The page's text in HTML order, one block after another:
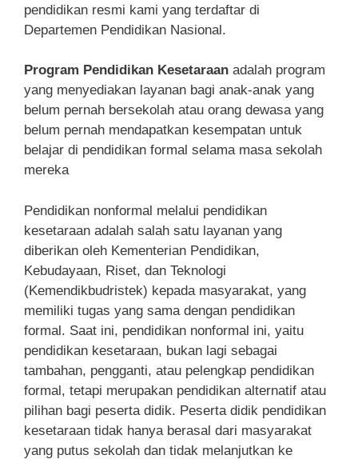
pendidikan resmi kami yang terdaftar di
Departemen Pendidikan Nasional.
Program Pendidikan Kesetaraan adalah program
yang menyediakan layanan bagi anak-anak yang
belum pernah bersekolah atau orang dewasa yang
belum pernah mendapatkan kesempatan untuk
belajar di pendidikan formal selama masa sekolah
mereka
Pendidikan nonformal melalui pendidikan
kesetaraan adalah salah satu layanan yang
diberikan oleh Kementerian Pendidikan,
Kebudayaan, Riset, dan Teknologi
(Kemendikbudristek) kepada masyarakat, yang
memiliki tugas yang sama dengan pendidikan
formal. Saat ini, pendidikan nonformal ini, yaitu
pendidikan kesetaraan, bukan lagi sebagai
tambahan, pengganti, atau pelengkap pendidikan
formal, tetapi merupakan pendidikan alternatif atau
pilihan bagi peserta didik. Peserta didik pendidikan
kesetaraan tidak hanya berasal dari masyarakat
yang putus sekolah dan tidak melanjutkan ke